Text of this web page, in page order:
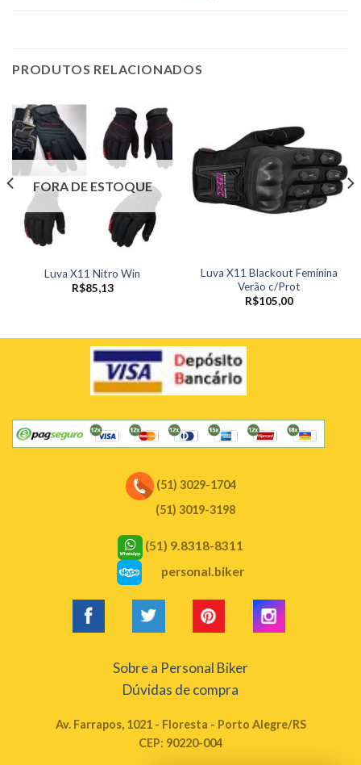
PRODUTOS RELACIONADOS
FORA DE ESTOQUE
Luva X11 Nitro Win
R$85,13
Luva X11 Blackout Feminina
Verão c/Prot
R$105,00
(51) 3029-1704
(51) 3019-3198
(51) 9.8318-8311
personal.biker
Sobre a Personal Biker
Dúvidas de compra
Av. Farrapos, 1021 - Floresta - Porto Alegre/RS
CEP: 90220-004